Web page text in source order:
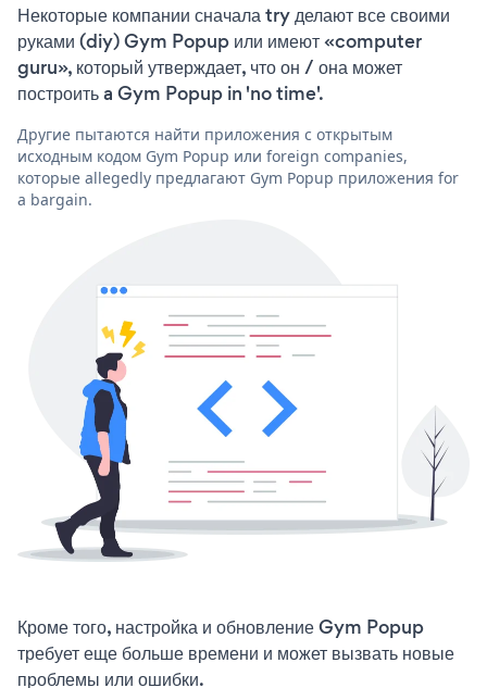
Некоторые компании сначала try делают все своими
руками (diy) Gym Popup или имеют «computer
guru», который утверждает, что он / она может
построить a Gym Popup in 'no time'.
Другие пытаются найти приложения с открытым
исходным кодом Gym Popup или foreign companies,
которые allegedly предлагают Gym Popup приложения for
a bargain.
Кроме того, настройка и обновление Gym Popup
требует еще больше времени и может вызвать новые
проблемы или ошибки.